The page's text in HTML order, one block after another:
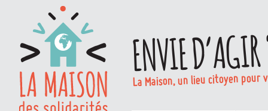
ENVIE
La Maison, un lieu citoyen